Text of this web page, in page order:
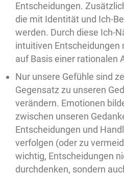
Entscheidungen.
die mit Identität und Ich-
werden. Durch diese Ich-
intuitiven Entscheidungen
auf Basis einer rationalen
Nur unsere Gefühle sind
Gegensatz zu unseren
verändern. Emotionen
zwischen unseren
Entscheidungen und
verfolgen (oder zu
wichtig, Entscheidungen
durchdenken, sondern